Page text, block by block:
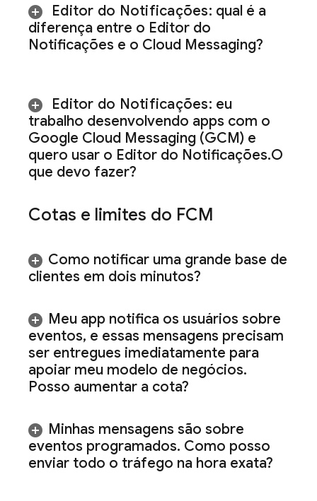
Editor do Notificações: qual é a
diferença entre o Editor do
Notificações e o Cloud Messaging?
Editor do Notificações: eu
trabalho desenvolvendo apps com o
Google Cloud Messaging (GCM) e
quero usar o Editor do Notificações.O
que devo fazer?
Cotas e limites do FCM
Como notificar uma grande base de
clientes em dois minutos?
Meu app notifica os usuários sobre
eventos, e essas mensagens precisam
ser entregues imediatamente para
apoiar meu modelo de negócios.
Posso aumentar a cota?
Minhas mensagens são sobre
eventos programados. Como posso
enviar todo o tráfego na hora exata?